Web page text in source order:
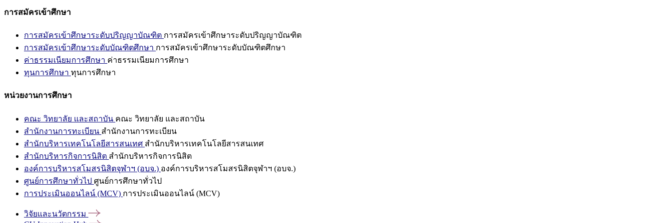
การสมัครเข้าศึกษา
การสมัครเข้าศึกษาระดับปริญญาบัณฑิต การสมัครเข้าศึกษาระดับปริญญาบัณฑิต
การสมัครเข้าศึกษาระดับบัณฑิตศึกษา การสมัครเข้าศึกษาระดับบัณฑิตศึกษา
ค่าธรรมเนียมการศึกษา ค่าธรรมเนียมการศึกษา
ทุนการศึกษา ทุนการศึกษา
หน่วยงานการศึกษา
คณะ วิทยาลัย และสถาบัน คณะ วิทยาลัย และสถาบัน
สำนักงานการทะเบียน สำนักงานการทะเบียน
สำนักบริหารเทคโนโลยีสารสนเทศ สำนักบริหารเทคโนโลยีสารสนเทศ
สำนักบริหารกิจการนิสิต สำนักบริหารกิจการนิสิต
องค์การบริหารสโมสรนิสิตจุฬาฯ (อบจ.) องค์การบริหารสโมสรนิสิตจุฬาฯ (อบจ.)
ศูนย์การศึกษาทั่วไป ศูนย์การศึกษาทั่วไป
การประเมินออนไลน์ (MCV) การประเมินออนไลน์ (MCV)
วิจัยและนวัตกรรม